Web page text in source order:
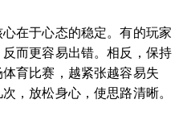
在于心态的稳定。有的玩家
而更容易出错。相反，保持
育比赛，越紧张越容易失
，放松身心，使思路清晰。